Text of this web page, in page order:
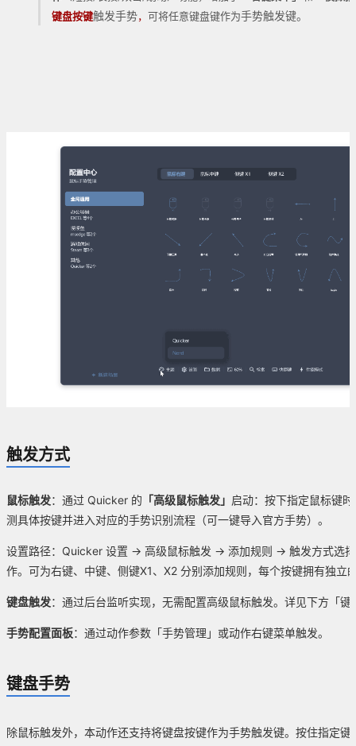
键盘按键触发手势， 可将任意键盘键作为手势触发键。
触发方式
鼠标触发：通过 Quicker 的 「高级鼠标触发」 启动：按下指定鼠标键
测具体按键并进入对应的手势识别流程（可一键导入官方手势）。
设置路径：Quicker 设置 → 高级鼠标触发 → 添加规则 → 触发方式选择
作。可为右键、中键、侧键X1、X2 分别添加规则，每个按键拥有独立
键盘触发：通过后台监听实现，无需配置高级鼠标触发。详见下方「键
手势配置面板：通过动作参数「手势管理」或动作右键菜单触发。
键盘手势
除鼠标触发外，本动作还支持将键盘按键作为手势触发键。按住指定